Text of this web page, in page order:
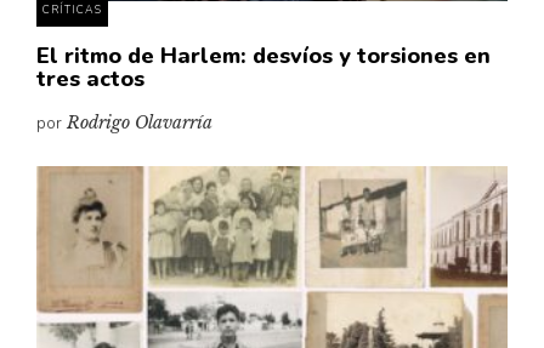
Historia material de los libros
Lagunas mentales
Libros
Libros usados
Literatura
Medioambiente
Narrativas visuales
Pensamiento
Pensamiento ilustrado
CRÍTICAS
El ritmo de Harlem: desvíos y torsiones en
tres actos
porRodrigo Olavarría